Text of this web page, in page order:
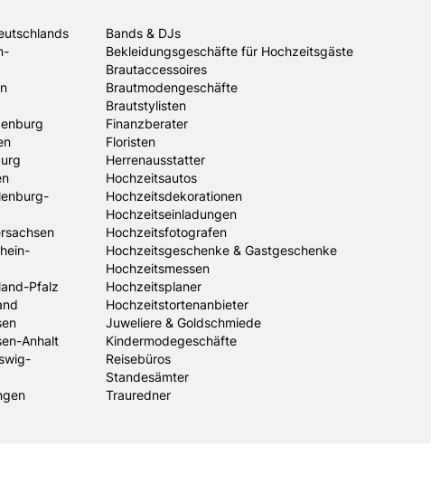
Pfalz
Anhalt
Bands & DJs
Bekleidungsgeschäfte für Hochzeitsgäste
Brautaccessoires
Brautmodengeschäfte
Brautstylisten
Finanzberater
Floristen
Herrenausstatter
Hochzeitsautos
Hochzeitsdekorationen
Hochzeitseinladungen
Hochzeitsfotografen
Hochzeitsgeschenke & Gastgeschenke
Hochzeitsmessen
Hochzeitsplaner
Hochzeitstortenanbieter
Juweliere & Goldschmiede
Kindermodegeschäfte
Reisebüros
Standesämter
Trauredner